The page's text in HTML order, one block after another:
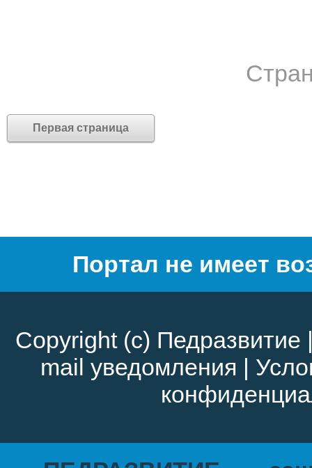
Первая страница
Портал не имеет
Copyright (c) Педразвитие
mail уведомления |